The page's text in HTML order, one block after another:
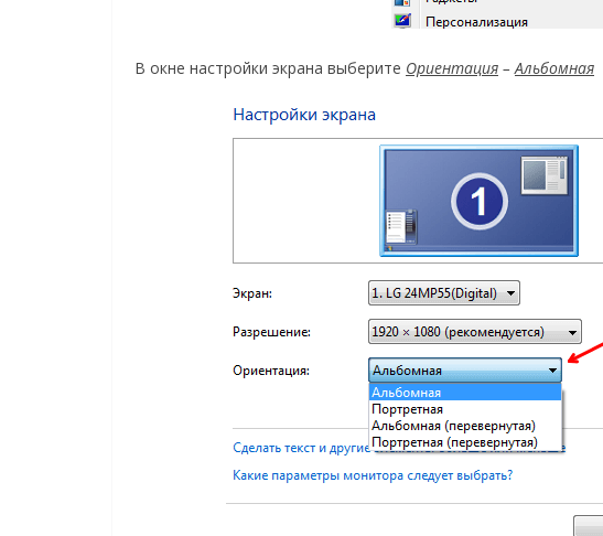
В окне настройки экрана выберите Ориентация –Альбомная